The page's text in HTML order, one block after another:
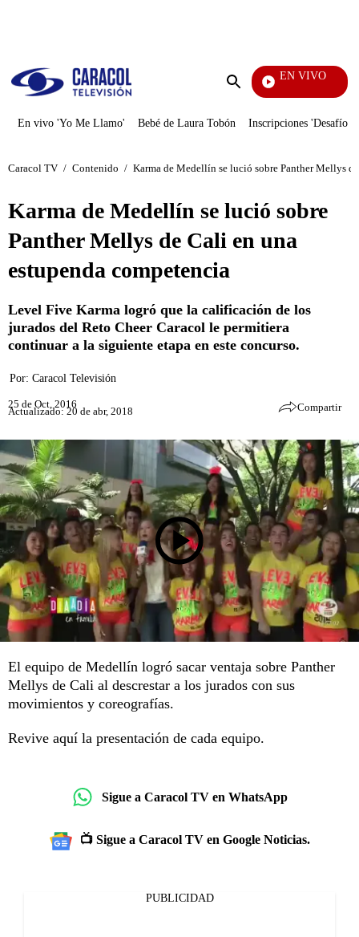
Enviar
EN VIVO
En vivo 'Yo Me Llamo' Bebé de Laura Tobón Inscripciones 'Desafío'
Caracol TV / Contenido / Karma de Medellín se lució sobre Panther Mellys
Karma de Medellín se lució sobre
Panther Mellys de Cali en una
estupenda competencia
Level Five Karma logró que la calificación de los
jurados del Reto Cheer Caracol le permitiera
continuar a la siguiente etapa en este concurso.
Por: Caracol Televisión
25 de Oct, 2016
Actualizado: 20 de abr, 2018 Compartir
El equipo de Medellín logró sacar ventaja sobre Panther
Mellys de Cali al descrestar a los jurados con sus
movimientos y coreografías.
Revive aquí la presentación de cada equipo.
Sigue a Caracol TV en WhatsApp
📺 Sigue a Caracol TV en Google Noticias.
PUBLICIDAD